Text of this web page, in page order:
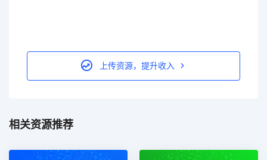
上传资源，提升收入
相关资源推荐